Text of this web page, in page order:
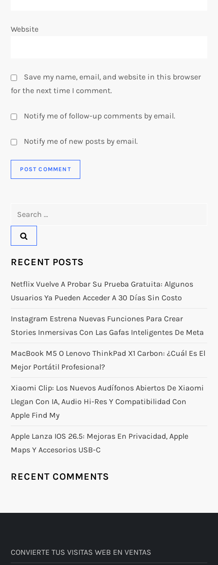
Website
Save my name, email, and website in this browser
for the next time I comment.
Notify me of follow-up comments by email.
Notify me of new posts by email.
RECENT POSTS
Netflix Vuelve A Probar Su Prueba Gratuita: Algunos
Usuarios Ya Pueden Acceder A 30 Días Sin Costo
Instagram Estrena Nuevas Funciones Para Crear
Stories Inmersivas Con Las Gafas Inteligentes De Meta
MacBook M5 O Lenovo ThinkPad X1 Carbon: ¿Cuál Es El
Mejor Portátil Profesional?
Xiaomi Clip: Los Nuevos Audífonos Abiertos De Xiaomi
Llegan Con IA, Audio Hi-Res Y Compatibilidad Con
Apple Find My
Apple Lanza IOS 26.5: Mejoras En Privacidad, Apple
Maps Y Accesorios USB-C
RECENT COMMENTS
CONVIERTE TUS VISITAS WEB EN VENTAS